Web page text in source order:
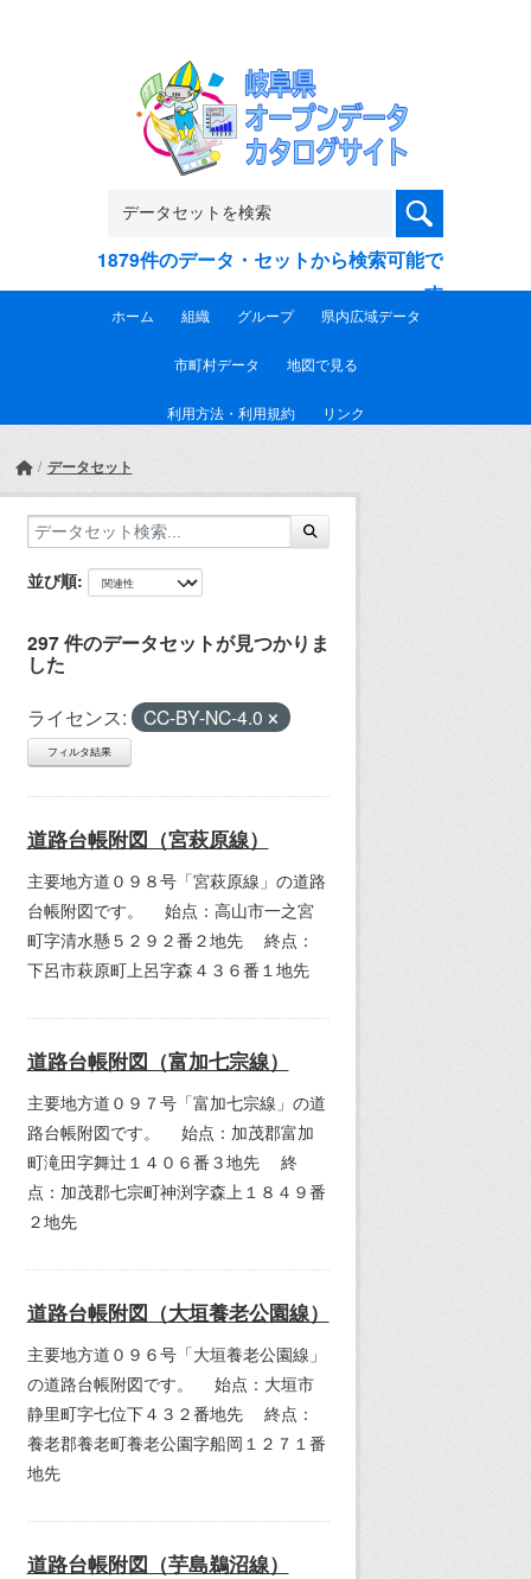
1879件のデータ・セットから検索可能で
す
ホーム 組織 グループ 県内広域データ
市町村データ 地図で見る
利用方法・利用規約 リンク
データセット
並び順
297 件のデータセットが見つかりま
した
ライセンス: CC-BY-NC-4.0
フィルタ結果
道路台帳附図（宮萩原線）
主要地方道０９８号「宮萩原線」の道路
台帳附図です。 始点：高山市一之宮
町字清水懸５２９２番２地先 終点：
下呂市萩原町上呂字森４３６番１地先
道路台帳附図（富加七宗線）
主要地方道０９７号「富加七宗線」の道
路台帳附図です。 始点：加茂郡富加
町滝田字舞辻１４０６番３地先 終
点：加茂郡七宗町神渕字森上１８４９番
２地先
道路台帳附図（大垣養老公園線）
主要地方道０９６号「大垣養老公園線」
の道路台帳附図です。 始点：大垣市
静里町字七位下４３２番地先 終点：
養老郡養老町養老公園字船岡１２７１番
地先
道路台帳附図（芋島鵜沼線）